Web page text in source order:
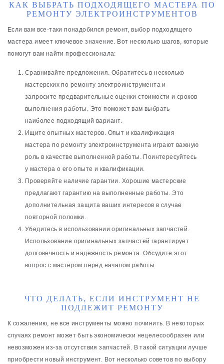
КАК ВЫБРАТЬ ПОДХОДЯЩЕГО МАСТЕРА ПО
РЕМОНТУ ЭЛЕКТРОИНСТРУМЕНТОВ
Если вам все-таки понадобился ремонт, выбор подходящего
мастера имеет ключевое значение. Вот несколько шагов, которые
помогут вам найти профессионала:
Сравнивайте предложения. Обратитесь в несколько
мастерских по ремонту электроинструмента и
запросите предварительные оценки стоимости и сроков
выполнения работы. Это поможет вам выбрать
наиболее подходящий вариант.
Ищите опытных мастеров. Опыт и квалификация
мастера по ремонту электроинструмента играют важную
роль в качестве выполненной работы. Поинтересуйтесь
у мастера о его опыте и квалификации.
Проверяйте наличие гарантии. Хорошие мастерские
предлагают гарантию на выполненные работы. Это
дополнительная защита ваших интересов в случае
повторной поломки.
Убедитесь в использовании оригинальных запчастей.
Использование оригинальных запчастей гарантирует
долговечность и надежность ремонта. Обсудите этот
вопрос с мастером перед началом работы.
ЧТО ДЕЛАТЬ, ЕСЛИ ИНСТРУМЕНТ НЕ
ПОДЛЕЖИТ РЕМОНТУ
К сожалению, не все инструменты можно починить. В некоторых
случаях ремонт может быть экономически нецелесообразен или
невозможен из-за отсутствия запчастей. В такой ситуации лучше
приобрести новый инструмент. Вот несколько советов по выбору